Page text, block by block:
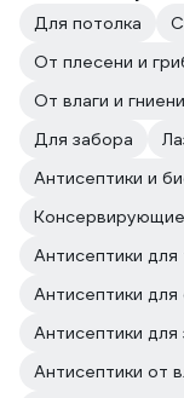
Для потолка
От плесени и
От влаги и
Для забора
Антисептики и
Консервирующие
Антисептики
Антисептики для
Антисептики для
Антисептики от